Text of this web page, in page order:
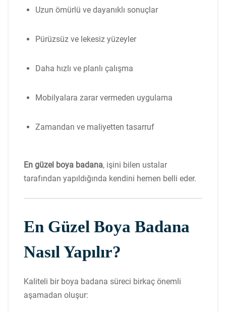
Uzun ömürlü ve dayanıklı sonuçlar
Pürüzsüz ve lekesiz yüzeyler
Daha hızlı ve planlı çalışma
Mobilyalara zarar vermeden uygulama
Zamandan ve maliyetten tasarruf
En güzel boya badana, işini bilen ustalar
tarafından yapıldığında kendini hemen belli eder.
En Güzel Boya Badana
Nasıl Yapılır?
Kaliteli bir boya badana süreci birkaç önemli
aşamadan oluşur: